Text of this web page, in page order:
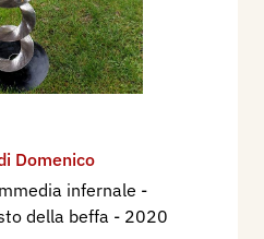
Domenico
infernale -
della beffa - 2020